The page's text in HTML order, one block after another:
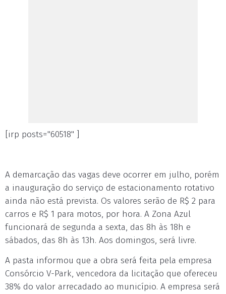
[irp posts="60518" ]
A demarcação das vagas deve ocorrer em julho, porém
a inauguração do serviço de estacionamento rotativo
ainda não está prevista. Os valores serão de R$ 2 para
carros e R$ 1 para motos, por hora. A Zona Azul
funcionará de segunda a sexta, das 8h às 18h e
sábados, das 8h às 13h. Aos domingos, será livre.
A pasta informou que a obra será feita pela empresa
Consórcio V-Park, vencedora da licitação que ofereceu
38% do valor arrecadado ao município. A empresa será